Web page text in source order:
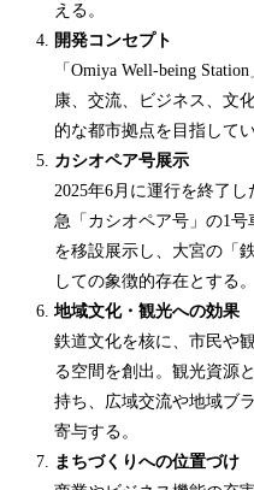
える。
開発コンセプト
「Omiya Well-being
康、交流、ビジネス、文
的な都市拠点を目指してい
カシオペア号展示
2025年6月に運行を終了
急「カシオペア号」の1号
を移設展示し、大宮の「
しての象徴的存在とする。
地域文化・観光への効果
鉄道文化を核に、市民や
る空間を創出。観光資源
持ち、広域交流や地域ブ
寄与する。
まちづくりへの位置づけ